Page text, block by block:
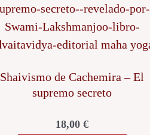
Shaivismo de Cachemira – El
supremo secreto
18,00 €